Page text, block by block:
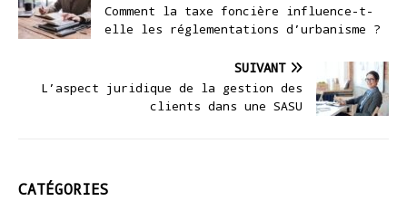
Comment la taxe foncière influence-t-
elle les réglementations d’urbanisme ?
SUIVANT
L’aspect juridique de la gestion des
clients dans une SASU
CATÉGORIES